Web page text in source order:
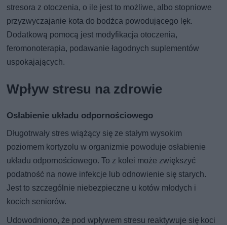
stresora z otoczenia, o ile jest to możliwe, albo stopniowe
przyzwyczajanie kota do bodźca powodującego lęk.
Dodatkową pomocą jest modyfikacja otoczenia,
feromonoterapia, podawanie łagodnych suplementów
uspokajających.
Wpływ stresu na zdrowie
Osłabienie układu odpornościowego
Długotrwały stres wiążący się ze stałym wysokim
poziomem kortyzolu w organizmie powoduje osłabienie
układu odpornościowego. To z kolei może zwiększyć
podatność na nowe infekcje lub odnowienie się starych.
Jest to szczególnie niebezpieczne u kotów młodych i
kocich seniorów.
Udowodniono, że pod wpływem stresu reaktywuje się koci